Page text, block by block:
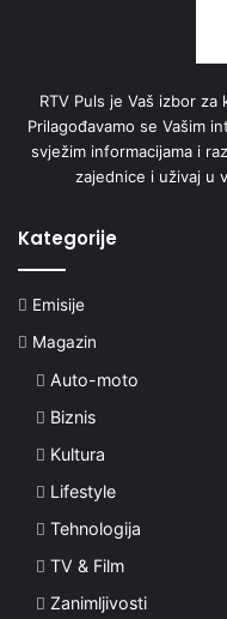
RTV Puls je Vaš izbor
Prilagođavamo se Vašim
svježim informacijama i
zajednice i uživaj u
Kategorije
Emisije
Magazin
Auto-moto
Biznis
Kultura
Lifestyle
Tehnologija
TV & Film
Zanimljivosti